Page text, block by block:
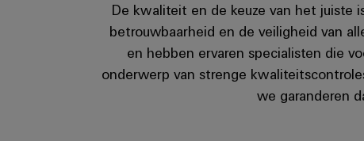
De kwaliteit en de keuze van het juiste
betrouwbaarheid en de veiligheid van
en hebben ervaren specialisten die
onderwerp van strenge
we garanderen